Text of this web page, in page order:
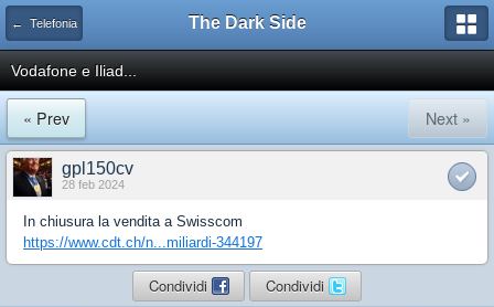
← Telefonia The Dark Side
Vodafone e Iliad...
« Prev Next »
gpl150cv
28 feb 2024
In chiusura la vendita a Swisscom
https://www.cdt.ch/n...miliardi-344197
Condividi Condividi